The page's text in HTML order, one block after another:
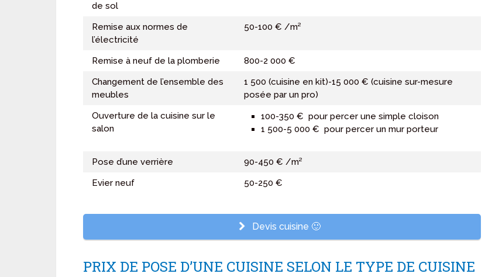
de sol
Remise aux normes de
l’électricité
50-100 € /m²
Remise à neuf de la plomberie
800-2 000 €
Changement de l’ensemble des
meubles
1 500 (cuisine en kit)-15 000 € (cuisine sur-mesure
posée par un pro)
Ouverture de la cuisine sur le
salon
100-350 € pour percer une simple cloison
1 500-5 000 € pour percer un mur porteur
Pose d’une verrière
90-450 € /m²
Evier neuf
50-250 €
Devis cuisine 🙂
PRIX DE POSE D’UNE CUISINE SELON LE TYPE DE CUISINE